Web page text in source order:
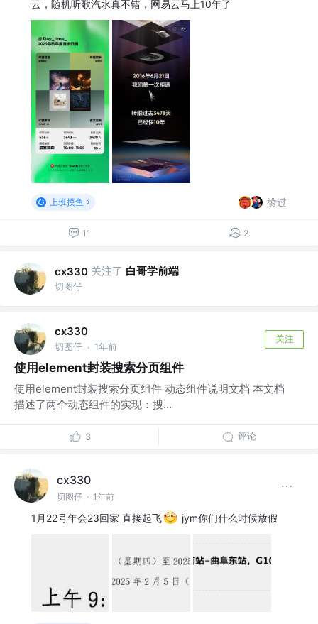
云，随机听歌汽水真不错，网易云马上10年了
上班摸鱼 赞过
11 2
cx330 关注了 白哥学前端
切图仔
cx330
切图仔 · 1年前
关注
使用element封装搜索分页组件
使用element封装搜索分页组件 动态组件说明文档 本文档
描述了两个动态组件的实现：搜...
3 评论
cx330
切图仔 · 1年前
1月22号年会23回家 直接起飞 jym你们什么时候放假